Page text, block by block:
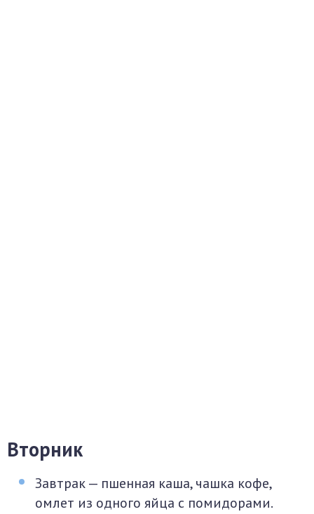
Вторник
Завтрак — пшенная каша, чашка кофе,
омлет из одного яйца с помидорами.